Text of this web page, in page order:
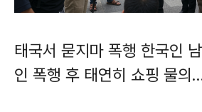
태국서 묻지마 폭행 한국인
인 폭행 후 태연히 쇼핑 물의